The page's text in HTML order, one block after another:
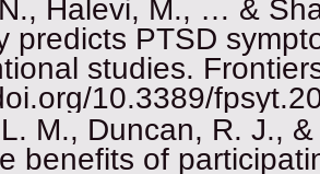
Halevi, M., … &
predicts PTSD
studies.
10.3389/
M., Duncan, R. J.,
benefits of